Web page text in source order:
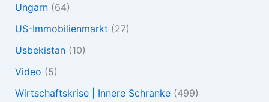
Ungarn(64)
US-Immobilienmarkt (27)
Usbekistan(10)
Video (5)
Wirtschaftskrise | Innere Schranke(499)